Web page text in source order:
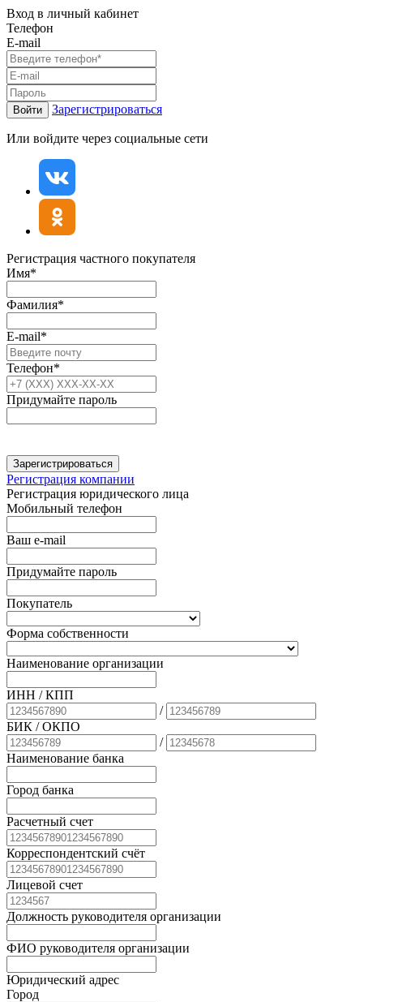
Вход в личный кабинет
Телефон
E-mail
Войти Зарегистрироваться
Или войдите через социальные сети
Регистрация частного покупателя
Имя*
Фамилия*
E-mail*
Телефон*
Придумайте пароль
Зарегистрироваться
Регистрация компании
Регистрация юридического лица
Мобильный телефон
Ваш e-mail
Придумайте пароль
Покупатель
Форма собственности
Наименование организации
ИНН / КПП
/
БИК / ОКПО
/
Наименование банка
Город банка
Расчетный счет
Корреспондентский счёт
Лицевой счет
Должность руководителя организации
ФИО руководителя организации
Юридический адрес
Город